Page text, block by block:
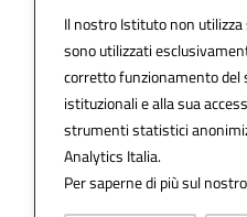
Il nostro Istituto non
sono utilizzati
corretto funzionamento del
istituzionali e alla sua
strumenti statistici
Analytics Italia.
Per saperne di più sul